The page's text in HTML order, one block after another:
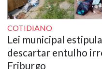
COTIDIANO
Lei municipal
descartar entulho
Friburgo